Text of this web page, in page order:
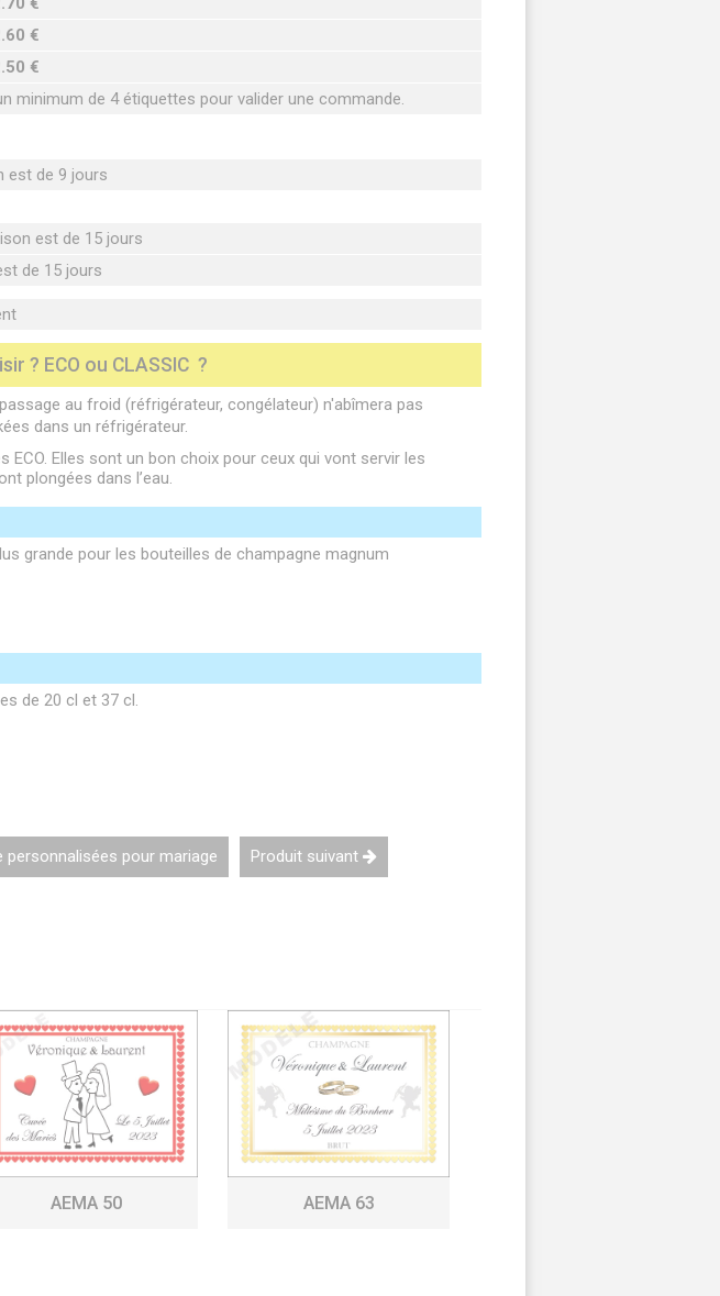
€
€
minimum de 4 étiquettes pour valider une commande.
est de 9 jours
est de 15 jours
de 15 jours
? ECO ou CLASSIC ?
au froid (réfrigérateur, congélateur) n'abîmera pas
dans un réfrigérateur.
ECO. Elles sont un bon choix pour ceux qui vont servir les
plongées dans l’eau.
grande pour les bouteilles de champagne magnum
de 20 cl et 37 cl.
personnalisées pour mariage Produit suivant
AEMA 50 AEMA 63